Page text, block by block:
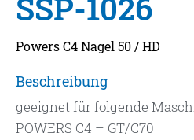
SSP-1026
Powers C4 Nagel 50 / HD
Beschreibung
geeignet für folgende
POWERS C4 – GT/C70